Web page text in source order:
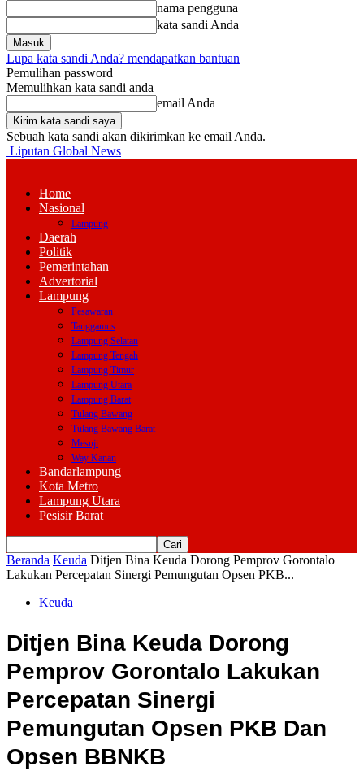
nama pengguna
kata sandi Anda
Lupa kata sandi Anda? mendapatkan bantuan
Pemulihan password
Memulihkan kata sandi anda
email Anda
Sebuah kata sandi akan dikirimkan ke email Anda.
Liputan Global News
Home
Nasional
Lampung
Daerah
Politik
Pemerintahan
Advertorial
Lampung
Pesawaran
Tanggamus
Lampung Selatan
Lampung Tengah
Lampung Timur
Lampung Utara
Lampung Barat
Tulang Bawang
Tulang Bawang Barat
Mesuji
Way Kanan
Bandarlampung
Kota Metro
Lampung Utara
Pesisir Barat
Beranda Keuda Ditjen Bina Keuda Dorong Pemprov Gorontalo
Lakukan Percepatan Sinergi Pemungutan Opsen PKB...
Keuda
Ditjen Bina Keuda Dorong
Pemprov Gorontalo Lakukan
Percepatan Sinergi
Pemungutan Opsen PKB Dan
Opsen BBNKB